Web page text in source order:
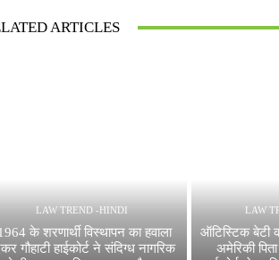
ARTICLES
LAW TREND -HINDI
के शरणार्थी विस्थापन का हवाला
गौहाटी हाईकोर्ट ने संदिग्ध नागरिक
LAW
ऑटिस्टिक बेटी
अमेरिकी